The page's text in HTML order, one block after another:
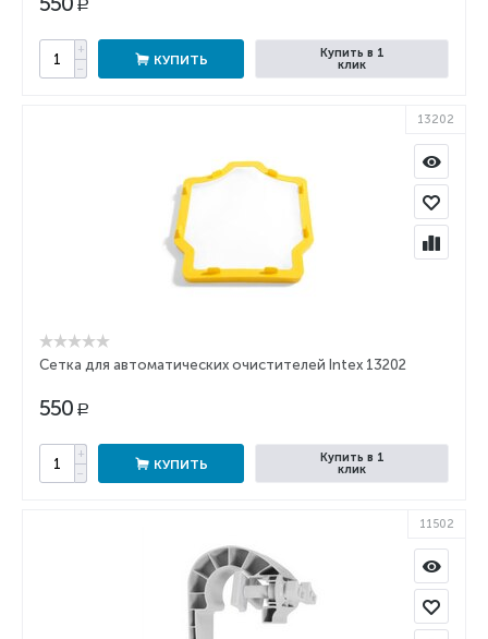
Р
+
−
КУПИТЬ
Купить в 1
клик
13202
Сетка для автоматических очистителей Intex 13202
550 Р
+
−
КУПИТЬ
Купить в 1
клик
11502